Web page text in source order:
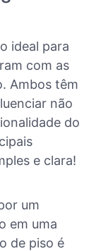
ideal para
com as
Ambos têm
não
do
e clara!
um
em uma
de piso é